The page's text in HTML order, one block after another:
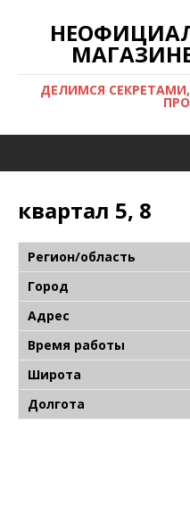
ДЕЛИМСЯ
квартал 5, 8
Регион/область
Город
Адрес
Время работы
Широта
Долгота